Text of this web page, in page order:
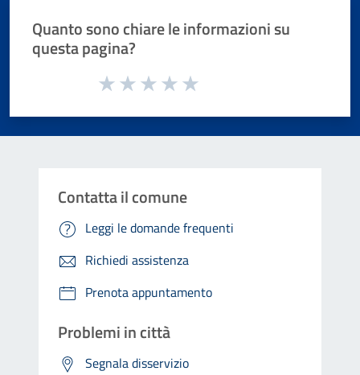
Quanto sono chiare le informazioni su
questa pagina?
Valuta da 1 a 5 stelle la pagina
Contatta il comune
Leggi le domande frequenti
Richiedi assistenza
Prenota appuntamento
Problemi in città
Segnala disservizio